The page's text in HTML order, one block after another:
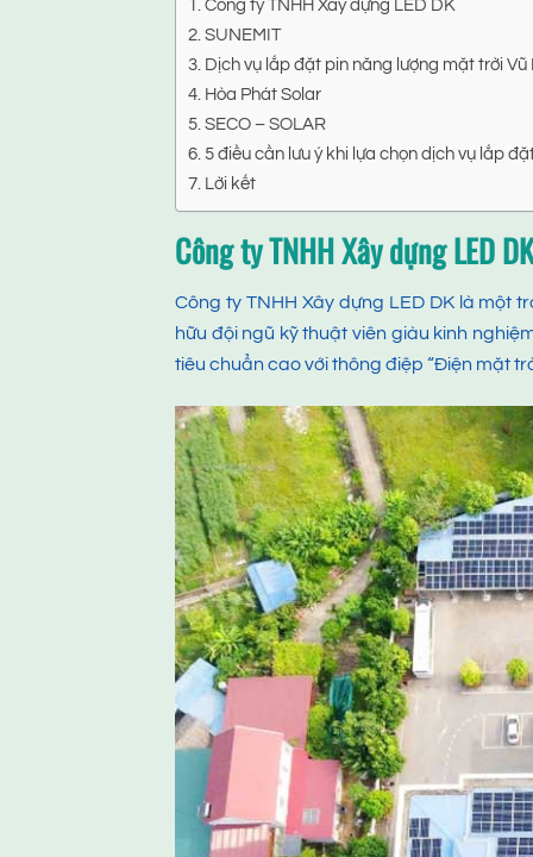
Công ty TNHH Xây dựng LED DK
SUNEMIT
Dịch vụ lắp đặt pin năng lượng mặt trời Vũ
Hòa Phát Solar
SECO – SOLAR
5 điều cần lưu ý khi lựa chọn dịch vụ lắp
Lời kết
Công tyTNHH Xây dựng LED DK
Công ty TNHH Xây dựng LED DK là một
hữu đội ngũ kỹ thuật viên giàu kinh
tiêu chuẩn cao với thông điệp “Điện mặt